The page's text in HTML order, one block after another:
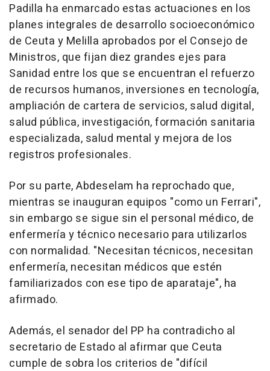
Padilla ha enmarcado estas actuaciones en los
planes integrales de desarrollo socioeconómico
de Ceuta y Melilla aprobados por el Consejo de
Ministros, que fijan diez grandes ejes para
Sanidad entre los que se encuentran el refuerzo
de recursos humanos, inversiones en tecnología,
ampliación de cartera de servicios, salud digital,
salud pública, investigación, formación sanitaria
especializada, salud mental y mejora de los
registros profesionales.
Por su parte, Abdeselam ha reprochado que,
mientras se inauguran equipos "como un Ferrari",
sin embargo se sigue sin el personal médico, de
enfermería y técnico necesario para utilizarlos
con normalidad. "Necesitan técnicos, necesitan
enfermería, necesitan médicos que estén
familiarizados con ese tipo de aparataje", ha
afirmado.
Además, el senador del PP ha contradicho al
secretario de Estado al afirmar que Ceuta
cumple de sobra los criterios de "difícil